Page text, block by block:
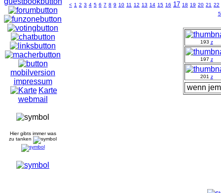
mobilversion
impressum
Karte
webmail
Hier gibts immer was
zu tanken
< 1 2 3 4 5 6 7 8 9 10 11 12 13 14 15 16 17 18 19 20 21 22
193 z
197 z
201 z
wenn